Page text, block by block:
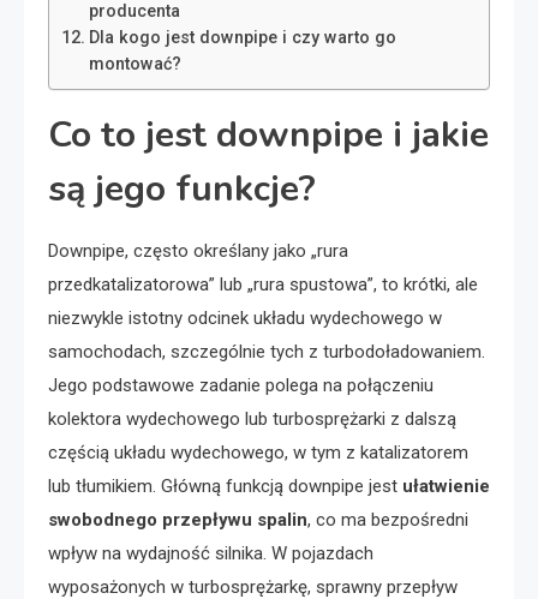
producenta
Dla kogo jest downpipe i czy warto go
montować?
Co to jest downpipe i jakie
są jego funkcje?
Downpipe, często określany jako „rura
przedkatalizatorowa” lub „rura spustowa”, to krótki, ale
niezwykle istotny odcinek układu wydechowego w
samochodach, szczególnie tych z turbodoładowaniem.
Jego podstawowe zadanie polega na połączeniu
kolektora wydechowego lub turbosprężarki z dalszą
częścią układu wydechowego, w tym z katalizatorem
lub tłumikiem. Główną funkcją downpipe jest ułatwienie
swobodnego przepływu spalin, co ma bezpośredni
wpływ na wydajność silnika. W pojazdach
wyposażonych w turbosprężarkę, sprawny przepływ